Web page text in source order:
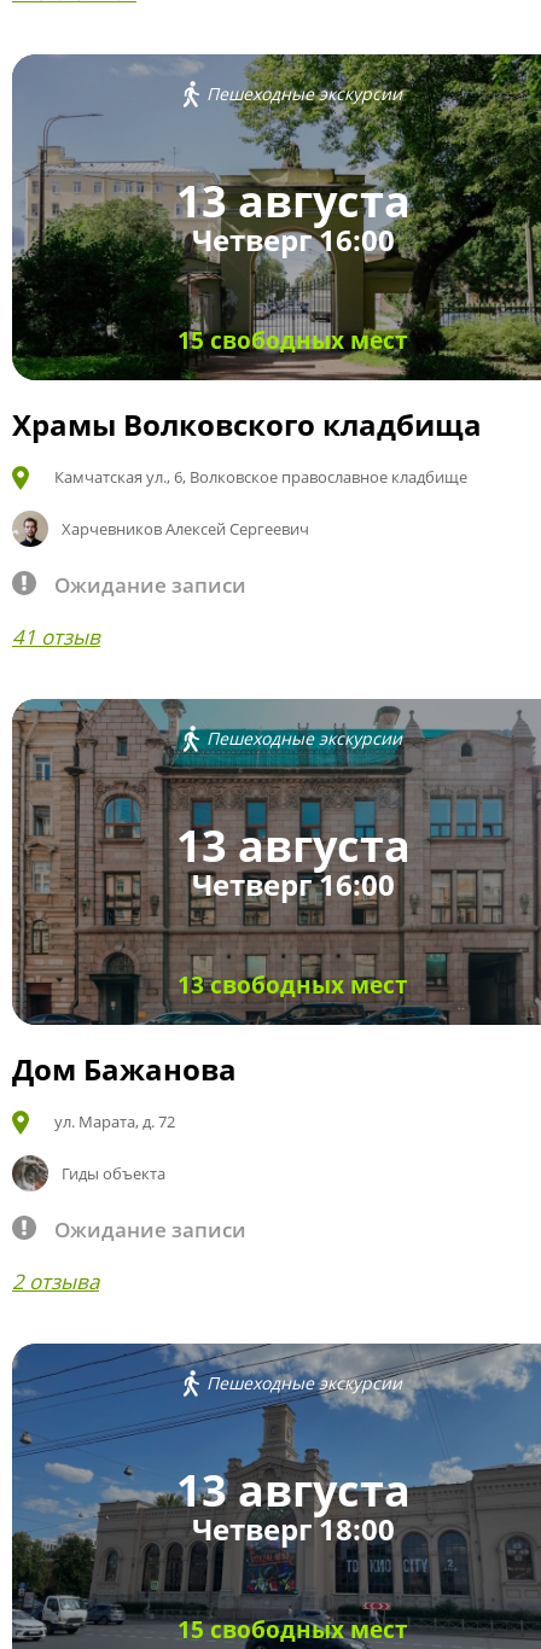
Пешеходные экскурсии
13 августа
Четверг 16:00
15 свободных мест
Храмы Волковского кладбища
Камчатская ул., 6, Волковское православное кладбище
Харчевников Алексей Сергеевич
Ожидание записи
41 отзыв
Пешеходные экскурсии
13 августа
Четверг 16:00
13 свободных мест
Дом Бажанова
ул. Марата, д. 72
Гиды объекта
Ожидание записи
2 отзыва
Пешеходные экскурсии
13 августа
Четверг 18:00
15 свободных мест